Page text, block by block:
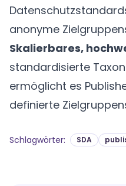
anonyme
Skalierbares,
standardisierte
ermöglicht es
definierte
Schlagwörter: SDA